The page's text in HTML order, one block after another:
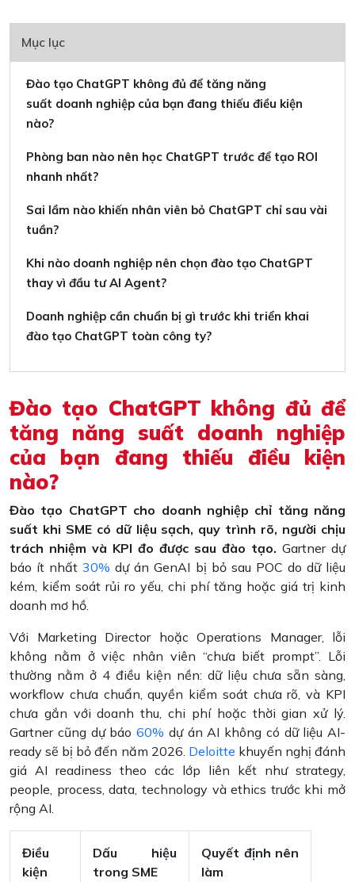
Mục lục
Đào tạo ChatGPT không đủ để tăng năng
suất doanh nghiệp của bạn đang thiếu điều kiện
nào?
Phòng ban nào nên học ChatGPT trước để tạo ROI
nhanh nhất?
Sai lầm nào khiến nhân viên bỏ ChatGPT chỉ sau vài
tuần?
Khi nào doanh nghiệp nên chọn đào tạo ChatGPT
thay vì đầu tư AI Agent?
Doanh nghiệp cần chuẩn bị gì trước khi triển khai
đào tạo ChatGPT toàn công ty?
Đào tạo ChatGPT không đủ để
tăng năng suất doanh nghiệp
của bạn đang thiếu điều kiện
nào?
Đào tạo ChatGPT cho doanh nghiệp chỉ tăng năng
suất khi SME có dữ liệu sạch, quy trình rõ, người chịu
trách nhiệm và KPI đo được sau đào tạo. Gartner dự
báo ít nhất30% dự án GenAI bị bỏ sau POC do dữ liệu
kém, kiểm soát rủi ro yếu, chi phí tăng hoặc giá trị kinh
doanh mơ hồ.
Với Marketing Director hoặc Operations Manager, lỗi
không nằm ở việc nhân viên “chưa biết prompt”. Lỗi
thường nằm ở 4 điều kiện nền: dữ liệu chưa sẵn sàng,
workflow chưa chuẩn, quyền kiểm soát chưa rõ, và KPI
chưa gắn với doanh thu, chi phí hoặc thời gian xử lý.
Gartner cũng dự báo 60% dự án AI không có dữ liệu AI-
ready sẽ bị bỏ đến năm 2026. Deloitte khuyến nghị đánh
giá AI readiness theo các lớp liên kết như strategy,
people, process, data, technology và ethics trước khi mở
rộng AI.
Điều
kiện
Dấu hiệu
trong SME
Quyết định nên
làm